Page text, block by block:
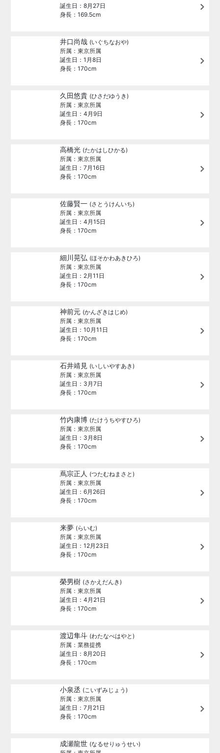
誕生日：8月27日
身長：169.5cm
井口尚哉 (いぐちなおや)
所属：東京所属
誕生日：1月8日
身長：170cm
久田悠貴 (ひさだゆうき)
所属：東京所属
誕生日：4月9日
身長：170cm
高橋光 (たかはしひかる)
所属：東京所属
誕生日：7月16日
身長：170cm
佐藤賢一 (さとうけんいち)
所属：東京所属
誕生日：4月15日
身長：170cm
細川晃弘 (ほそかわあきひろ)
所属：東京所属
誕生日：2月11日
身長：170cm
神前元 (かんざきはじめ)
所属：東京所属
誕生日：10月11日
身長：170cm
石井靖見 (いしいやすあき)
所属：東京所属
誕生日：3月7日
身長：170cm
竹内康博 (たけうちやすひろ)
所属：東京所属
誕生日：3月8日
身長：170cm
蔦宗正人 (つたむねまさと)
所属：東京所属
誕生日：6月26日
身長：170cm
来夢 (らいむ)
所属：東京所属
誕生日：12月23日
身長：170cm
榮男樹 (さかえだんき)
所属：東京所属
誕生日：4月21日
身長：170cm
渡辺隼斗 (わたなべはやと)
所属：業務提携
誕生日：8月20日
身長：170cm
小泉丞 (こいずみじょう)
所属：東京所属
誕生日：7月21日
身長：170cm
成瀬龍世 (なるせりゅうせい)